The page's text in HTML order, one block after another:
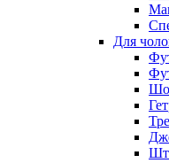
Для